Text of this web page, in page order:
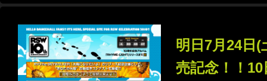
明日7月24日
売記念！！